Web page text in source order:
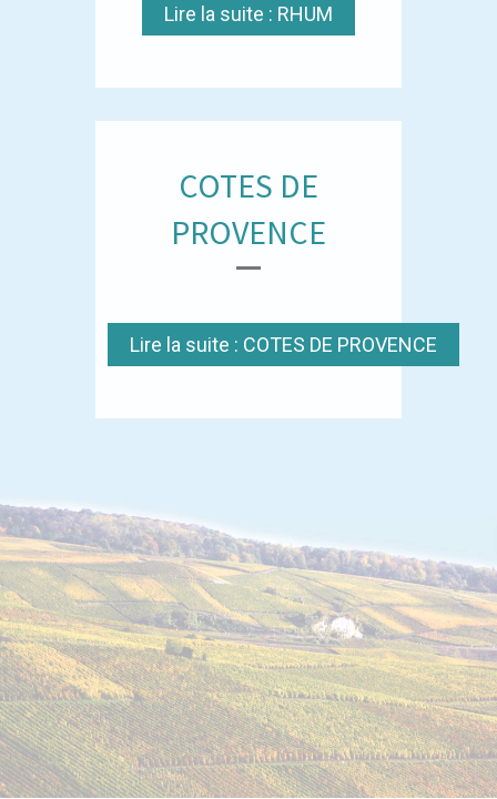
Lire la suite : RHUM
COTES DE
PROVENCE
Lire la suite : COTES DE PROVENCE